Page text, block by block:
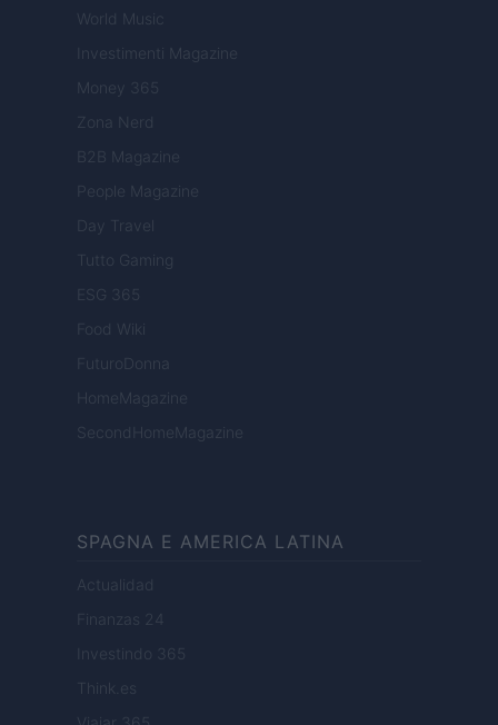
World Music
Investimenti Magazine
Money 365
Zona Nerd
B2B Magazine
People Magazine
Day Travel
Tutto Gaming
ESG 365
Food Wiki
FuturoDonna
HomeMagazine
SecondHomeMagazine
SPAGNA E AMERICA LATINA
Actualidad
Finanzas 24
Investindo 365
Think.es